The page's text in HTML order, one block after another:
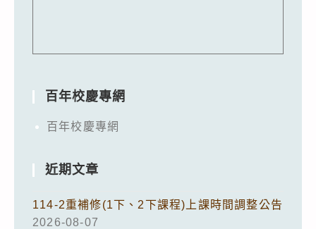
百年校慶專網
百年校慶專網
近期文章
114-2重補修(1下、2下課程)上課時間調整公告
2026-08-07